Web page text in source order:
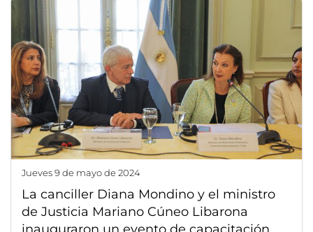
jueves 9 de mayo de 2024
La canciller Diana Mondino y el ministro
de Justicia Mariano Cúneo Libarona